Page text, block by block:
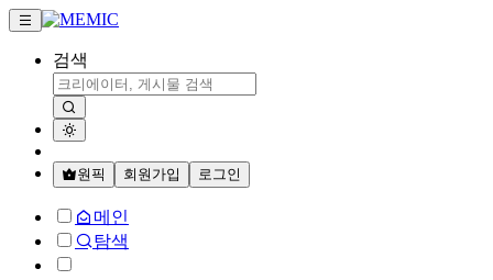
검색
원픽 회원가입 로그인
메인
탐색